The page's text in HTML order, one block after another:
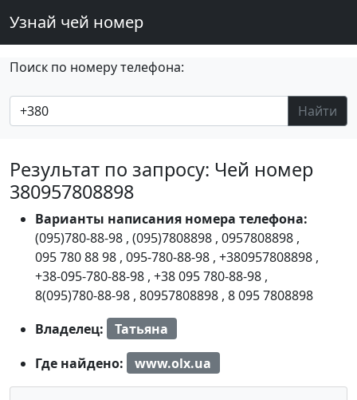
Узнай чей номер
Поиск по номеру телефона:
Найти
Результат по запросу: Чей номер
380957808898
Варианты написания номера телефона:
(095)780-88-98 , (095)7808898 , 0957808898 ,
095 780 88 98 , 095-780-88-98 , +380957808898 ,
+38-095-780-88-98 , +38 095 780-88-98 ,
8(095)780-88-98 , 80957808898 , 8 095 7808898
Владелец:
Татьяна
Где найдено:
www.olx.ua